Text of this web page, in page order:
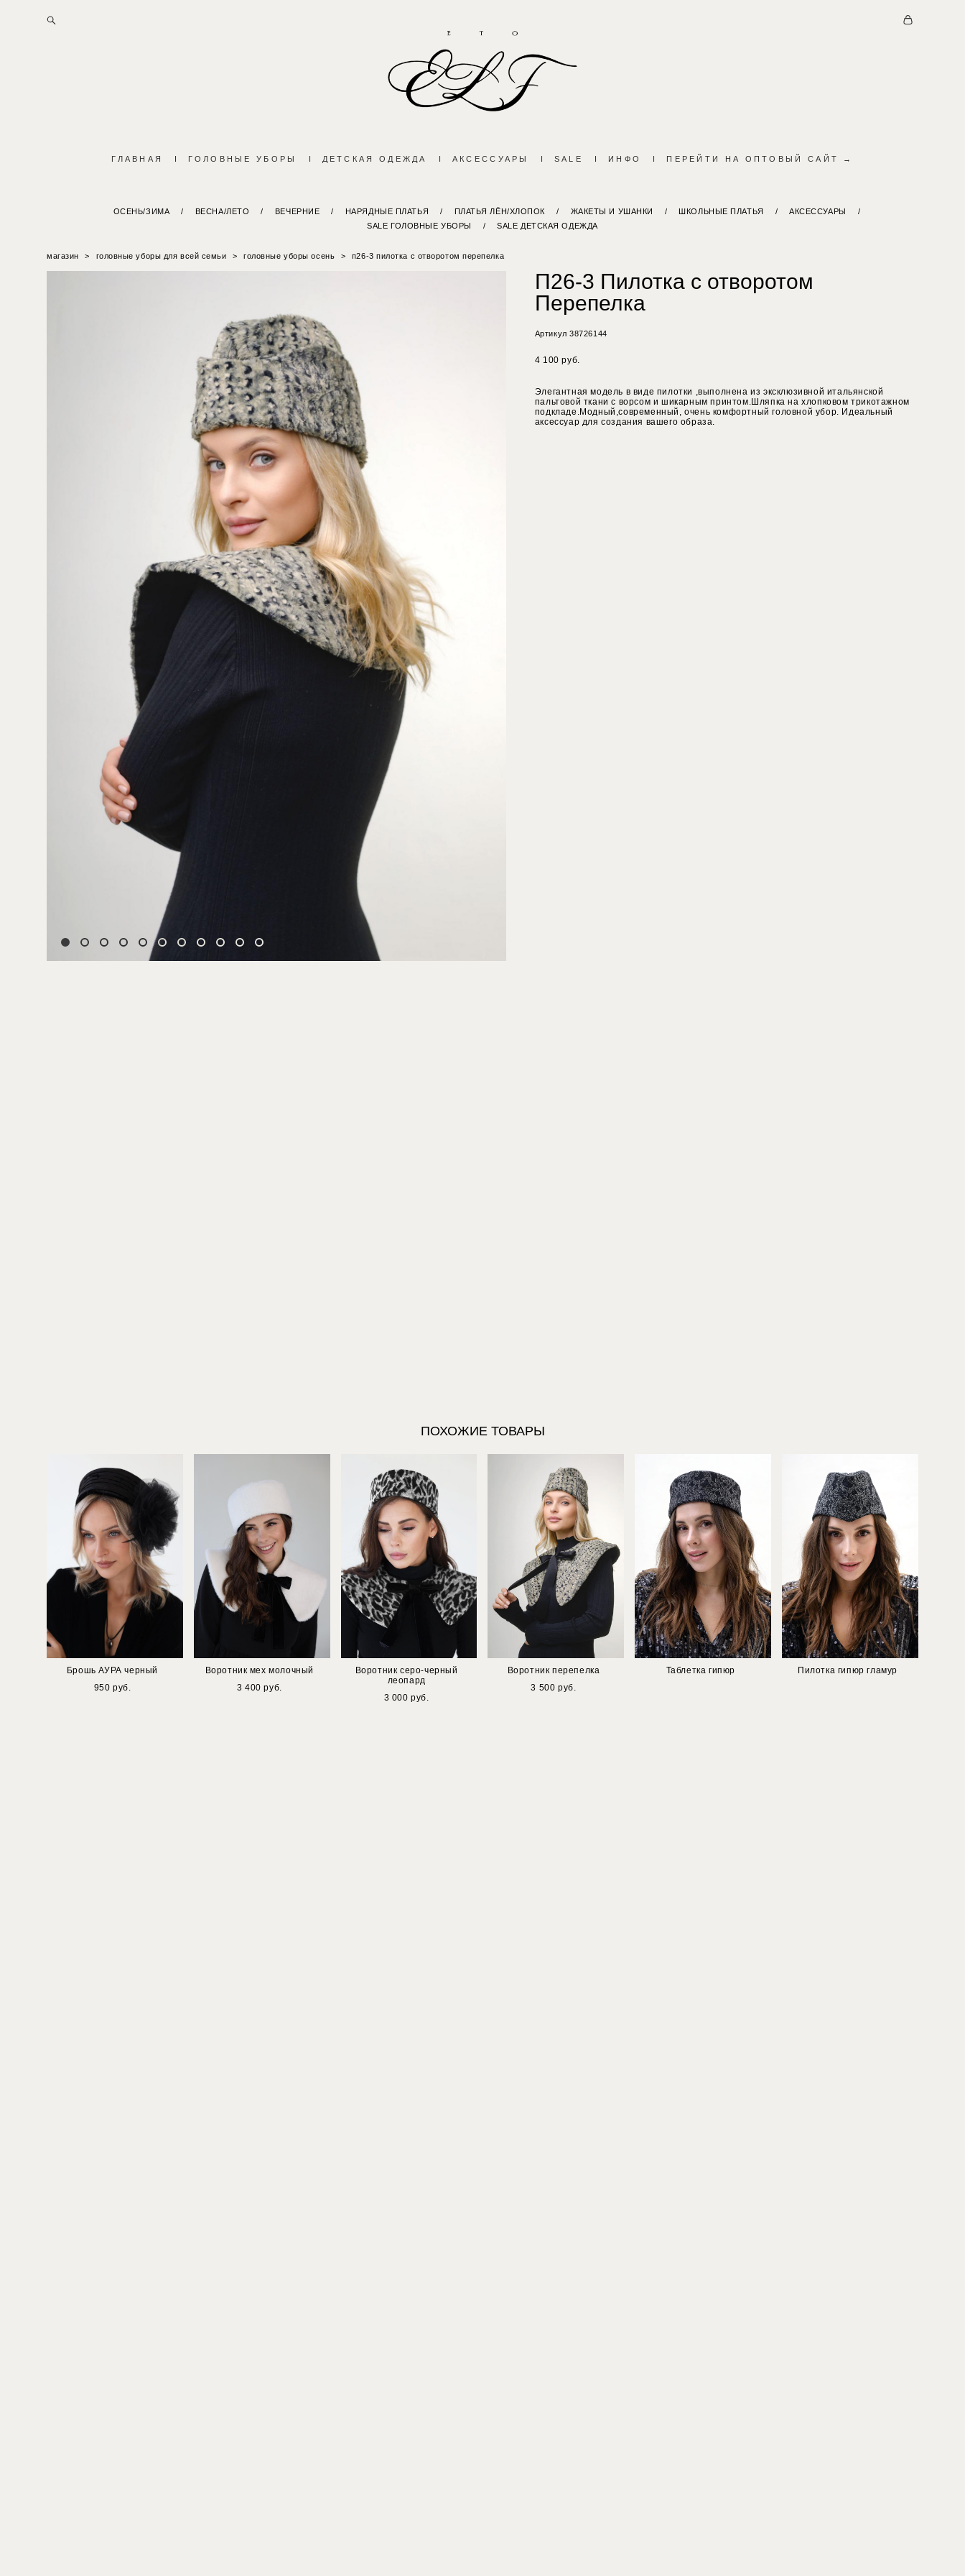
ГЛАВНАЯ I ГОЛОВНЫЕ УБОРЫ I ДЕТСКАЯ ОДЕЖДА I АКСЕССУАРЫ I SALE I ИНФО I ПЕРЕЙТИ НА ОПТОВЫЙ САЙТ →
ОСЕНЬ/ЗИМА / ВЕСНА/ЛЕТО / ВЕЧЕРНИЕ / НАРЯДНЫЕ ПЛАТЬЯ / ПЛАТЬЯ ЛЁН/ХЛОПОК / ЖАКЕТЫ И УШАНКИ / ШКОЛЬНЫЕ ПЛАТЬЯ / АКСЕССУАРЫ
/
SALE ГОЛОВНЫЕ УБОРЫ
/ SALE ДЕТСКАЯ ОДЕЖДА
магазин > головные уборы для всей семьи > головные уборы осень > п26-3 пилотка с отворотом перепелка
П26-3 Пилотка с отворотом
Перепелка
Артикул 38726144
4 100 pуб.
Элегантная модель в виде пилотки ,выполнена из эксклюзивной итальянской
пальтовой ткани с ворсом и шикарным принтом.Шляпка на хлопковом трикотажном
подкладе.Модный,современный, очень комфортный головной убор. Идеальный
аксессуар для создания вашего образа.
ПОХОЖИЕ ТОВАРЫ
Брошь АУРА черный
950 pуб.
Воротник мех молочный
3 400 pуб.
Воротник серо-черный
леопард
3 000 pуб.
Воротник перепелка
3 500 pуб.
Таблетка гипюр Пилотка гипюр гламур